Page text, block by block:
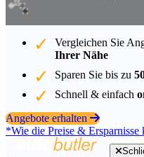
Vergleichen Sie
Ihrer Nähe
Sparen Sie bis zu
Schnell & einfach
Angebote erhalten
*Wie die Preise &